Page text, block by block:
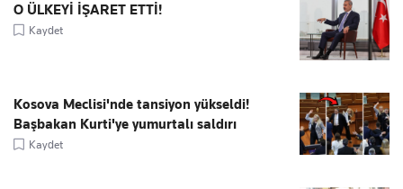
O ÜLKEYİ İŞARET ETTİ!
Kaydet
Kosova Meclisi'nde tansiyon yükseldi!
Başbakan Kurti'ye yumurtalı saldırı
Kaydet